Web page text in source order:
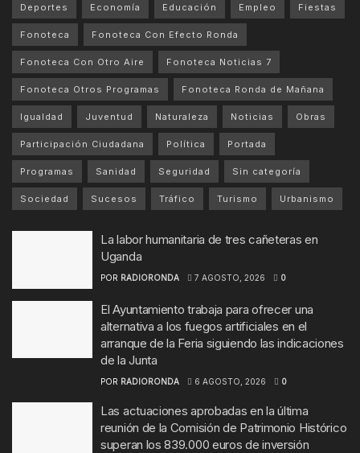
Deportes Economía Educación Empleo Fiestas
Fonoteca Fonoteca Con Efecto Ronda
Fonoteca Con Otro Aire Fonoteca Noticias 7
Fonoteca Otros Programas Fonoteca Ronda de Mañana
Igualdad Juventud Naturaleza Noticias Obras
Participación Ciudadana Política Portada
Programas Sanidad Seguridad Sin categoría
Sociedad Sucesos Tráfico Turismo Urbanismo
La labor humanitaria de tres cañeteras en
Uganda
POR RADIORONDA 7 AGOSTO, 2026 0
El Ayuntamiento trabaja para ofrecer una
alternativa a los fuegos artificiales en el
arranque de la Feria siguiendo las indicaciones
de la Junta
POR RADIORONDA 6 AGOSTO, 2026 0
Las actuaciones aprobadas en la última
reunión de la Comisión de Patrimonio Histórico
superan los 839.000 euros de inversión